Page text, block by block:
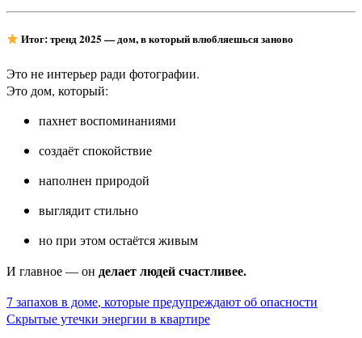
Итог: тренд 2025 — дом, в который влюбляешься заново
Это не интерьер ради фотографии.
Это дом, который:
пахнет воспоминаниями
создаёт спокойствие
наполнен природой
выглядит стильно
но при этом остаётся живым
И главное — он делает людей счастливее.
Навигация
7 запахов в доме, которые предупреждают об опасности
Скрытые утечки энергии в квартире